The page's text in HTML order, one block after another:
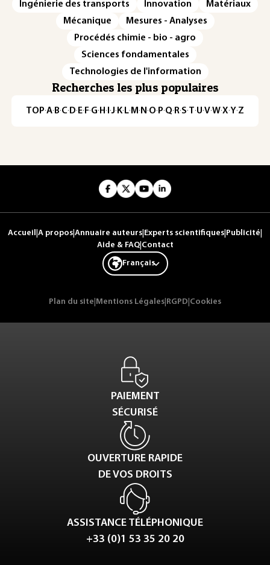
Ingénierie des transports
Innovation
Matériaux
Mécanique
Mesures - Analyses
Procédés chimie - bio - agro
Sciences fondamentales
Technologies de l'information
Recherches les plus populaires
TOP·A·B·C·D·E·F·G·H·I·J·K·L·M·N·O·P·Q·R·S·T·U·V·W·X·Y·Z
Accueil A propos Annuaire auteurs Experts scientifiques Publicité
Aide & FAQ| Contact
Français
Plan du site Mentions Légales RGPD Cookies
PAIEMENT
SÉCURISÉ
OUVERTURE RAPIDE
DE VOS DROITS
ASSISTANCE TÉLÉPHONIQUE
+33 (0)1 53 35 20 20